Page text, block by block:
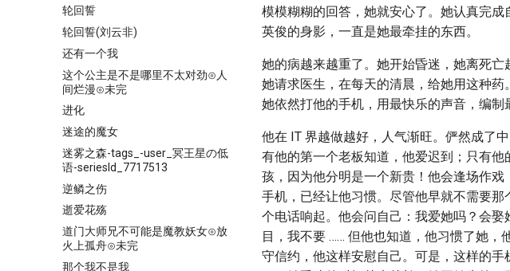
轮回誓
轮回誓(刘云非)
还有一个我
这个公主是不是哪里不太对劲⊙人
间烂漫⊙未完
进化
迷途的魔女
迷雾之森-tags_-user_冥王星の低
语-seriesId_7717513
逆鳞之伤
逝爱花殇
道门大师兄不可能是魔教妖女⊙放
火上孤舟⊙未完
那个我不是我
模模糊糊的回答，她就安心了。她认真完
英俊的身影，一直是她最牵挂的东西。
她的病越来越重了。她开始昏迷，她离死
她请求医生，在每天的清晨，给她用这种药
她依然打他的手机，用最快乐的声音，编制
他在 IT 界越做越好，人气渐旺。俨然成了
有他的第一个老板知道，他爱迟到；只有
孩，因为他分明是一个新贵！他会逢场作
手机，已经让他习惯。尽管他早就不需要那
个电话响起。他会问自己：我爱她吗？会
目，我不要 …… 但他也知道，他习惯了她，
守信约，他这样安慰自己。可是，这样的